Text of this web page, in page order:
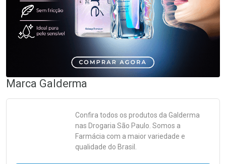
Marca Galderma
Confira todos os produtos da Galderma
nas Drogaria São Paulo. Somos a
Farmácia com a maior variedade e
qualidade do Brasil.